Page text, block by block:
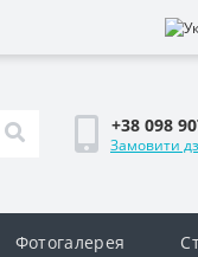
+38 098
Замовити
Фотогалерея